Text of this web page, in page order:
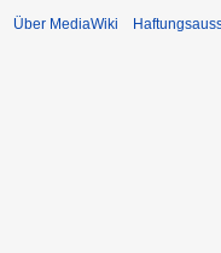
Über MediaWiki